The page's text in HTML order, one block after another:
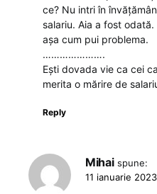
ce? Nu intri în
salariu. Aia a fost
așa cum pui problema.
………………….
Ești dovada vie ca cei
merita o mărire de
Reply
Mihai spune:
11 ianuarie